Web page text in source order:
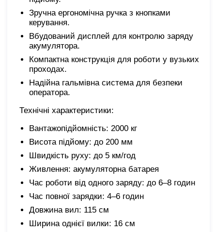
Зручна ергономічна ручка з кнопками
керування.
Вбудований дисплей для контролю заряду
акумулятора.
Компактна конструкція для роботи у вузьких
проходах.
Надійна гальмівна система для безпеки
оператора.
Технічні характеристики:
Вантажопідйомність: 2000 кг
Висота підйому: до 200 мм
Швидкість руху: до 5 км/год
Живлення: акумуляторна батарея
Час роботи від одного заряду: до 6–8 годин
Час повної зарядки: 4–6 годин
Довжина вил: 115 см
Ширина однієї вилки: 16 см